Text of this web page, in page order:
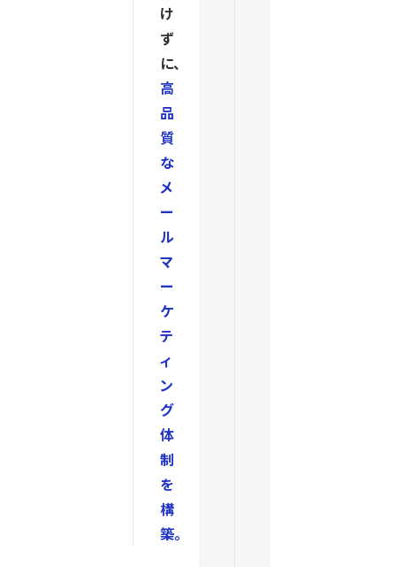
け
ず
に、
高
品
質
な
メ
ー
ル
マ
ー
ケ
テ
ィ
ン
グ
体
制
を
構
築。